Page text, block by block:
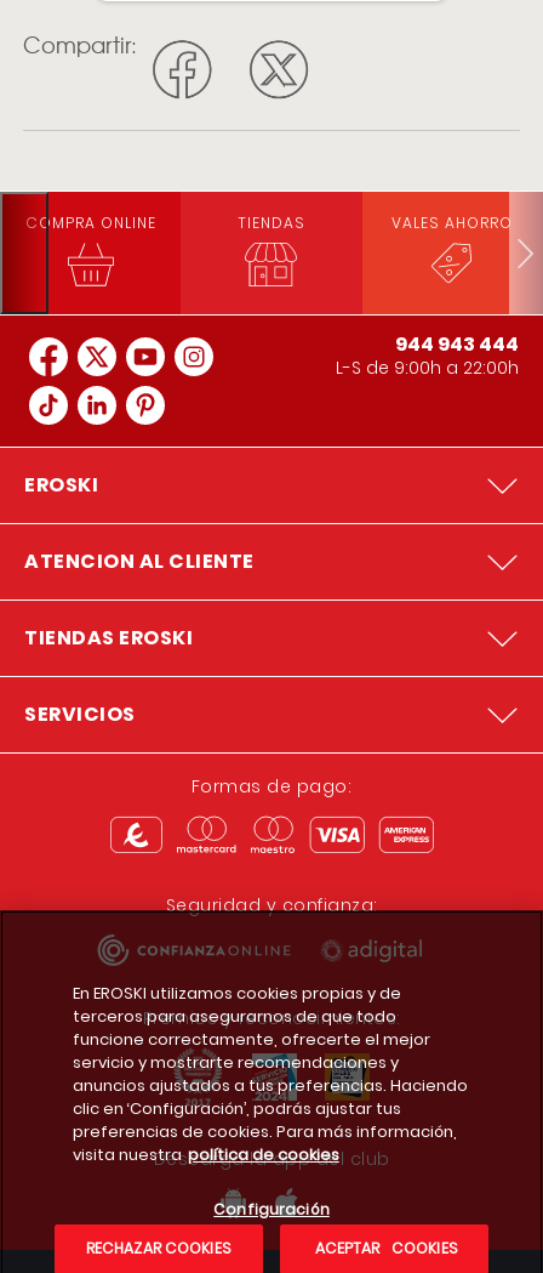
Compartir:
COMPRA ONLINE TIENDAS VALES AHORRO
944 943 444
L-S de 9:00h a 22:00h
EROSKI
ATENCION AL CLIENTE
TIENDAS EROSKI
SERVICIOS
Formas de pago:
Seguridad y confianza:
Premios y reconocimientos:
Descarga la app del club
En EROSKI utilizamos cookies propias y de
terceros para asegurarnos de que todo
funcione correctamente, ofrecerte el mejor
servicio y mostrarte recomendaciones y
anuncios ajustados a tus preferencias. Haciendo
clic en ‘Configuración’, podrás ajustar tus
preferencias de cookies. Para más información,
visita nuestra política de cookies
Configuración
RECHAZAR COOKIES
ACEPTAR COOKIES